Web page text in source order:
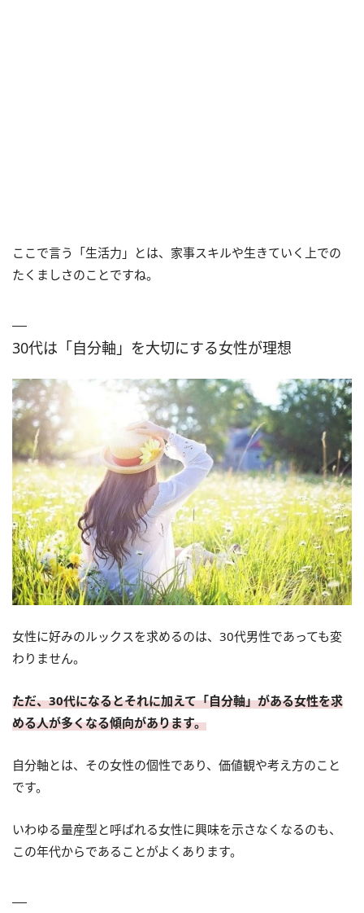
ここで言う「生活力」とは、家事スキルや生きていく上での
たくましさのことですね。
30代は「自分軸」を大切にする女性が理想
女性に好みのルックスを求めるのは、30代男性であっても変
わりません。
ただ、30代になるとそれに加えて「自分軸」がある女性を求
める人が多くなる傾向があります。
自分軸とは、その女性の個性であり、価値観や考え方のこと
です。
いわゆる量産型と呼ばれる女性に興味を示さなくなるのも、
この年代からであることがよくあります。